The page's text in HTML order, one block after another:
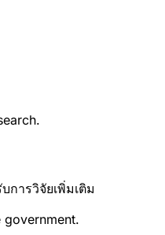
การวิจัยเพิ่มเติม